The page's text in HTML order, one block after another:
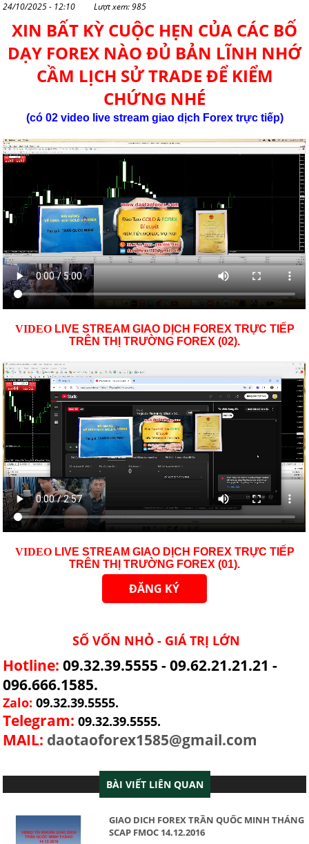
24/10/2025 - 12:10 Lượt xem: 985
XIN BẤT KỲ CUỘC HẸN CỦA CÁC BỐ
DẠY FOREX NÀO ĐỦ BẢN LĨNH NHỚ
CẦM LỊCH SỬ TRADE ĐỂ KIỂM
CHỨNG NHÉ
(có 02 video live stream giao dịch Forextrực tiếp)
VIDEOLIVE STREAM GIAO DỊCH FOREX TRỰC TIẾP
TRÊN THỊ TRƯỜNG FOREX (02).
VIDEOLIVE STREAM GIAO DỊCH FOREX TRỰC TIẾP
TRÊN THỊ TRƯỜNG FOREX (01).
ĐĂNG KÝ
SỐ VỐN NHỎ - GIÁ TRỊ LỚN
Hotline: 09.32.39.5555 - 09.62.21.21.21 -
096.666.1585.
Zalo:09.32.39.5555.
Telegram: 09.32.39.5555.
MAIL: daotaoforex1585@gmail.com
BÀI VIẾT LIÊN QUAN
GIAO DICH FOREX TRẦN QUỐC MINH THÁNG
SCAP FMOC 14.12.2016